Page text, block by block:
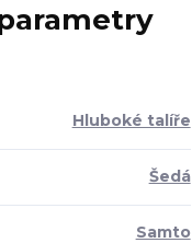
Hluboké talíře
Šedá
Samto